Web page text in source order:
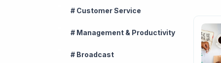
# Customer Service
# Management & Productivity
# Broadcast